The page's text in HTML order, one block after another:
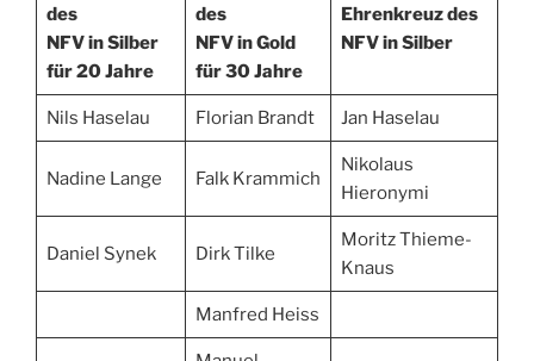
des
NFV in Silber
für 20 Jahre
des
NFV in Gold
für 30 Jahre
Ehrenkreuz des
NFV in Silber
Nils Haselau Florian Brandt Jan Haselau
Nadine Lange Falk Krammich
Nikolaus
Hieronymi
Daniel Synek Dirk Tilke
Moritz Thieme-
Knaus
Manfred Heiss